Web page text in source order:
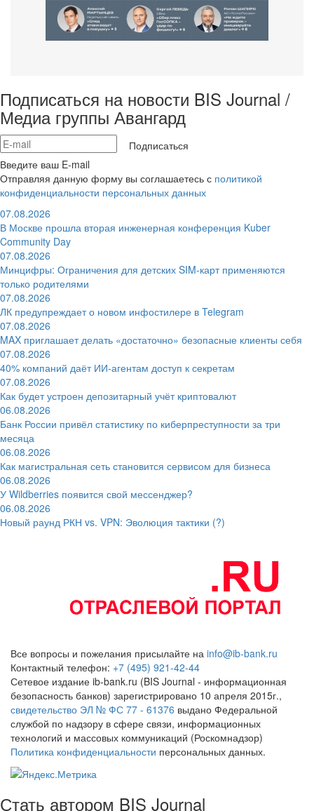
Подписаться на новости BIS Journal /
Медиа группы Авангард
Подписаться
Введите ваш E-mail
Отправляя данную форму вы соглашаетесь с политикой
конфиденциальности персональных данных
07.08.2026
В Москве прошла вторая инженерная конференция Kuber
Community Day
07.08.2026
Минцифры: Ограничения для детских SIM-карт применяются
только родителями
07.08.2026
ЛК предупреждает о новом инфостилере в Telegram
07.08.2026
MAX приглашает делать «достаточно» безопасные клиенты себя
07.08.2026
40% компаний даёт ИИ‑агентам доступ к секретам
07.08.2026
Как будет устроен депозитарный учёт криптовалют
06.08.2026
Банк России привёл статистику по киберпреступности за три
месяца
06.08.2026
Как магистральная сеть становится сервисом для бизнеса
06.08.2026
У Wildberries появится свой мессенджер?
06.08.2026
Новый раунд РКН vs. VPN: Эволюция тактики (?)
Все вопросы и пожелания присылайте на info@ib-bank.ru
Контактный телефон: +7 (495) 921-42-44
Сетевое издание ib-bank.ru (BIS Journal - информационная
безопасность банков) зарегистрировано 10 апреля 2015г.,
свидетельство ЭЛ № ФС 77 - 61376 выдано Федеральной
службой по надзору в сфере связи, информационных
технологий и массовых коммуникаций (Роскомнадзор)
Политика конфиденциальности персональных данных.
Стать автором BIS Journal